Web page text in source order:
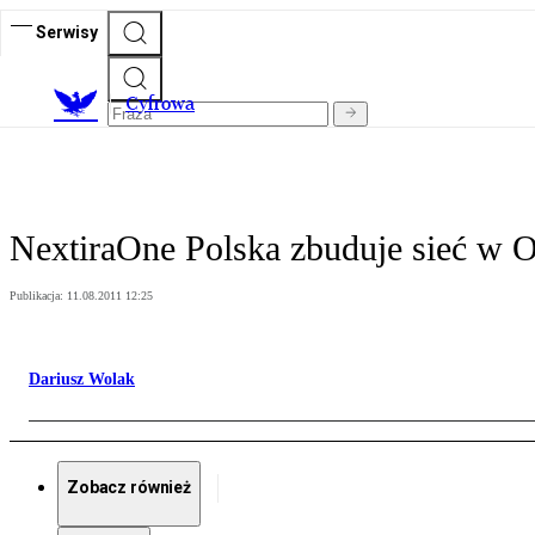
Serwisy
Cyfrowa
NextiraOne Polska zbuduje sieć w
Publikacja: 11.08.2011 12:25
Dariusz Wolak
Zobacz również